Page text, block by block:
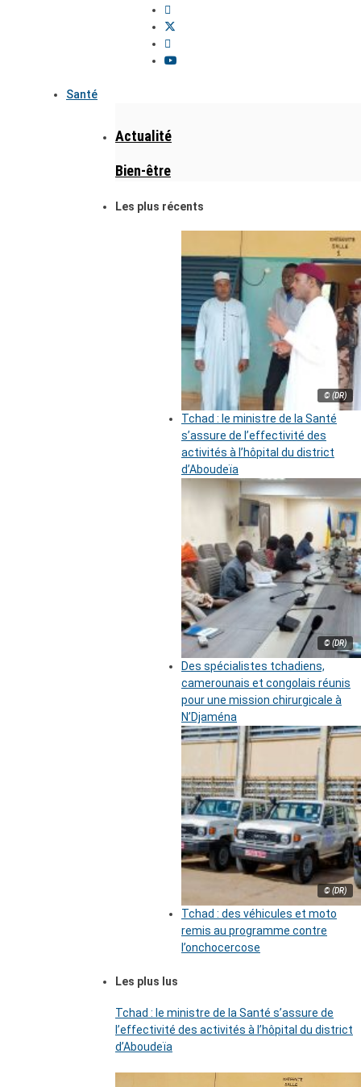
Santé
Actualité
Bien-être
Les plus récents
© (DR)
Tchad : le ministre de la Santé
s’assure de l’effectivité des
activités à l’hôpital du district
d’Aboudeïa
© (DR)
Des spécialistes tchadiens,
camerounais et congolais réunis
pour une mission chirurgicale à
N’Djaména
© (DR)
Tchad : des véhicules et moto
remis au programme contre
l’onchocercose
Les plus lus
Tchad : le ministre de la Santé s’assure de
l’effectivité des activités à l’hôpital du district
d’Aboudeïa